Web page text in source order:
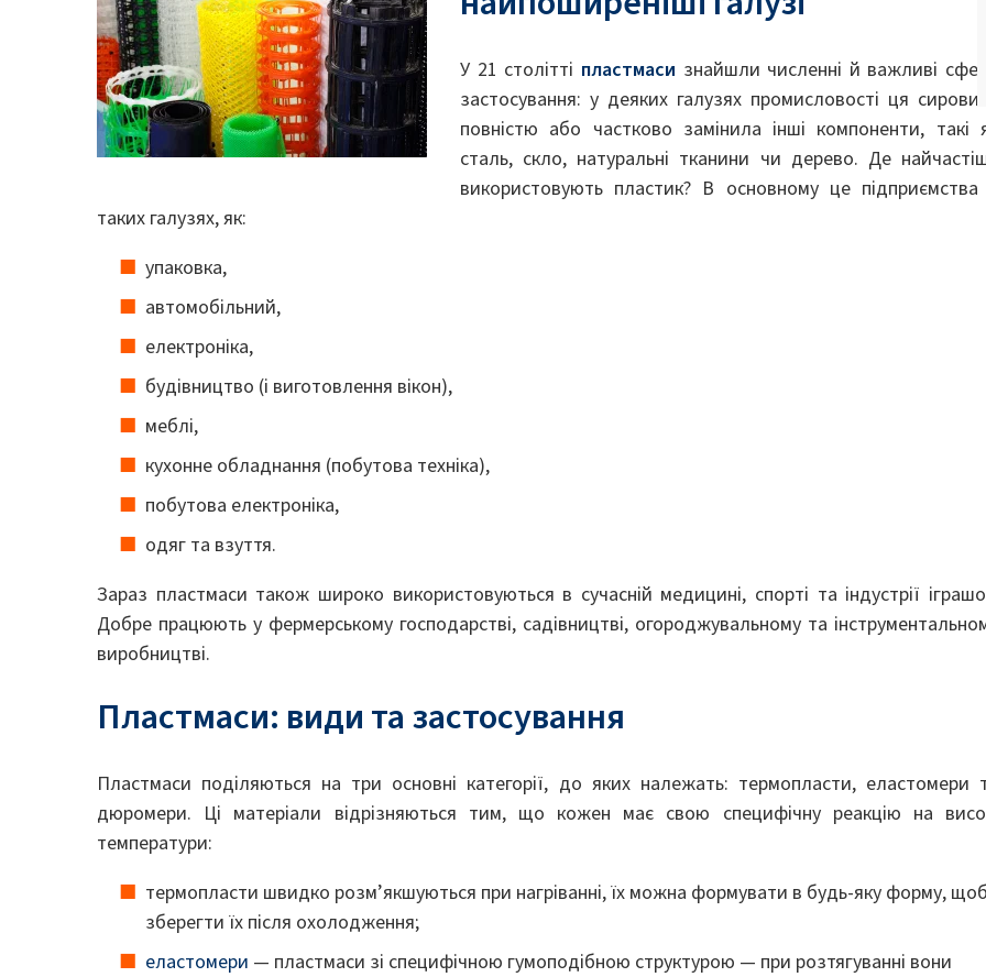
У 21 столітті пластмаси знайшли численні й важливі сфери
застосування: у деяких галузях промисловості ця сировина
повністю або частково замінила інші компоненти, такі
сталь, скло, натуральні тканини чи дерево. Де
використовують пластик? В основному це
таких галузях, як:
упаковка,
автомобільний,
електроніка,
будівництво (і виготовлення вікон),
меблі,
кухонне обладнання (побутова техніка),
побутова електроніка,
одяг та взуття.
Зараз пластмаси також широко використовуються в сучасній медицині, спорті та індустрії
Добре працюють у фермерському господарстві, садівництві, огороджувальному та
виробництві.
Пластмаси: види та застосування
Пластмаси поділяються на три основні категорії, до яких належать: термопласти, еластомери
дюромери. Ці матеріали відрізняються тим, що кожен має свою специфічну реакцію на
температури:
термопласти швидко розм’якшуються при нагріванні, їх можна формувати в будь-яку форму, щоб
зберегти їх після охолодження;
еластомери — пластмаси зі специфічною гумоподібною структурою — при розтягуванні вони